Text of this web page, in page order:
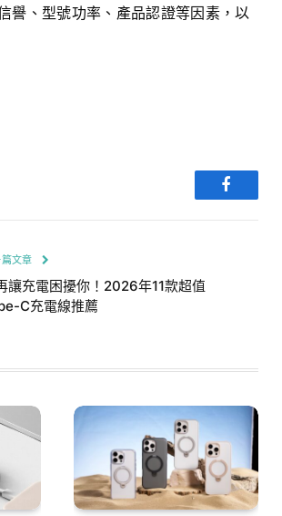
譽、型號功率、產品認證等因素，以
Facebook
文章
讓充電困擾你！2026年11款超值
C充電線推薦